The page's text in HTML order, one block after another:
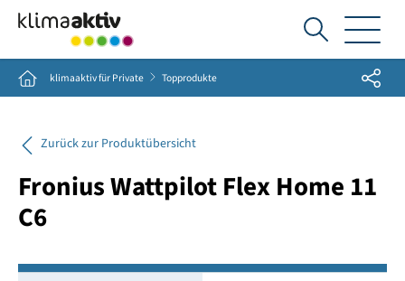
Ich
suche...
Home klimaaktiv für Private Topprodukte Share
Zurück zur Produktübersicht
Fronius Wattpilot Flex Home 11
C6